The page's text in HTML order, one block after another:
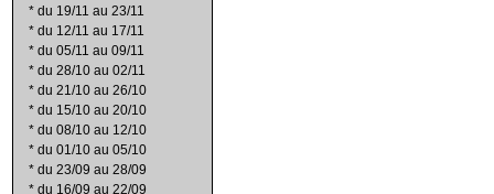
* du 19/11 au 23/11
* du 12/11 au 17/11
* du 05/11 au 09/11
* du 28/10 au 02/11
* du 21/10 au 26/10
* du 15/10 au 20/10
* du 08/10 au 12/10
* du 01/10 au 05/10
* du 23/09 au 28/09
* du 16/09 au 22/09